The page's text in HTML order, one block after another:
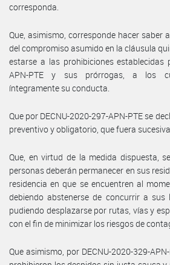
corresponda.
Que, asimismo, corresponde hacer saber
del compromiso asumido en la cláusula
estarse a las prohibiciones establecidas
APN-PTE y sus prórrogas, a los
íntegramente su conducta.
Que por DECNU-2020-297-APN-PTE se
preventivo y obligatorio, que fuera
Que, en virtud de la medida dispuesta,
personas deberán permanecer en sus
residencia en que se encuentren al
debiendo abstenerse de concurrir a
pudiendo desplazarse por rutas, vías y
con el fin de minimizar los riesgos de
Que asimismo, por DECNU-2020-329-